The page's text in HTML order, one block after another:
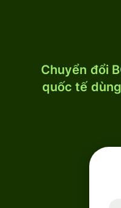
Chuyển đổi
quốc tế